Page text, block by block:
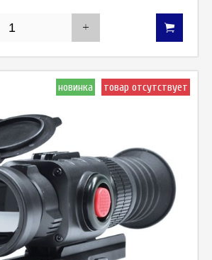
новинка товар отсутствует